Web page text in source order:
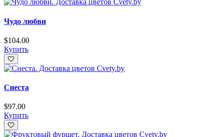
Чудо любви
$104.00
Купить
Сиеста
$97.00
Купить